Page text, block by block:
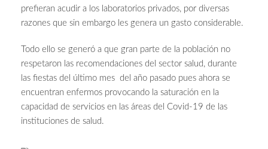
prefieran acudir a los laboratorios privados, por diversas
razones que sin embargo les genera un gasto considerable.
Todo ello se generó a que gran parte de la población no
respetaron las recomendaciones del sector salud, durante
las fiestas del último mes del año pasado pues ahora se
encuentran enfermos provocando la saturación en la
capacidad de servicios en las áreas del Covid-19 de las
instituciones de salud.